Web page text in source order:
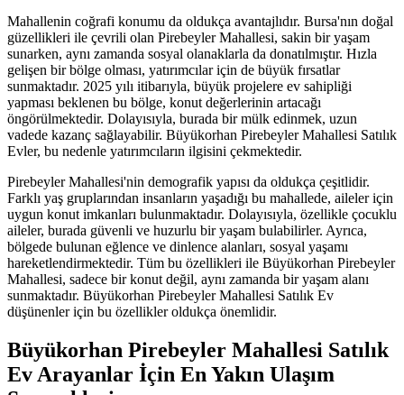
Mahallenin coğrafi konumu da oldukça avantajlıdır. Bursa'nın doğal
güzellikleri ile çevrili olan Pirebeyler Mahallesi, sakin bir yaşam
sunarken, aynı zamanda sosyal olanaklarla da donatılmıştır. Hızla
gelişen bir bölge olması, yatırımcılar için de büyük fırsatlar
sunmaktadır. 2025 yılı itibarıyla, büyük projelere ev sahipliği
yapması beklenen bu bölge, konut değerlerinin artacağı
öngörülmektedir. Dolayısıyla, burada bir mülk edinmek, uzun
vadede kazanç sağlayabilir. Büyükorhan Pirebeyler Mahallesi Satılık
Evler, bu nedenle yatırımcıların ilgisini çekmektedir.
Pirebeyler Mahallesi'nin demografik yapısı da oldukça çeşitlidir.
Farklı yaş gruplarından insanların yaşadığı bu mahallede, aileler için
uygun konut imkanları bulunmaktadır. Dolayısıyla, özellikle çocuklu
aileler, burada güvenli ve huzurlu bir yaşam bulabilirler. Ayrıca,
bölgede bulunan eğlence ve dinlence alanları, sosyal yaşamı
hareketlendirmektedir. Tüm bu özellikleri ile Büyükorhan Pirebeyler
Mahallesi, sadece bir konut değil, aynı zamanda bir yaşam alanı
sunmaktadır. Büyükorhan Pirebeyler Mahallesi Satılık Ev
düşünenler için bu özellikler oldukça önemlidir.
Büyükorhan Pirebeyler Mahallesi Satılık
Ev Arayanlar İçin En Yakın Ulaşım